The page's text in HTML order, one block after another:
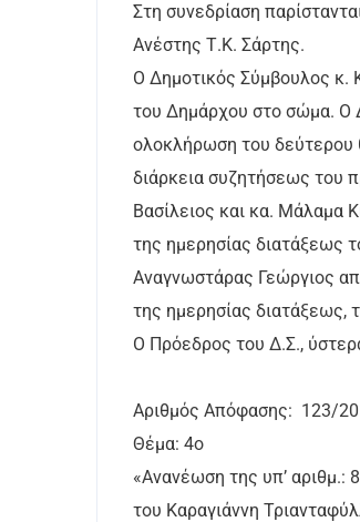
Στη συνεδρίαση
Ανέστης Τ.Κ. Σάρτης.
Ο Δημοτικός Σύμβουλος κ.
του Δημάρχου στο σώμα. Ο
ολοκλήρωση του δεύτερου
διάρκεια συζητήσεως του
Βασίλειος και κα. Μάλαμα
της ημερησίας διατάξεως
Αναγνωστάρας Γεώργιος
της ημερησίας διατάξεως,
Ο Πρόεδρος του Δ.Σ.,
Αριθμός Απόφασης: 123/
Θέμα: 4ο
«Ανανέωση της υπ’ αριθμ.:
του Καραγιάννη